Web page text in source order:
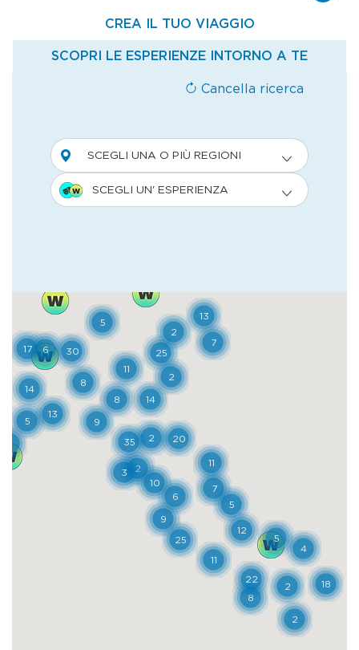
improvvisamente incrociati da cervi,
camosci, caprioli e gatti selvatici, mentre in
falcone pellegrino: sono tutti animali e
naturale di questa zona. Piuttosto, il Parco
dei Monti Sibillini offre un’occasione unica
di provare ilbushcraft. Ovvero come si
sopravvive in un bosco. Imparando a usare il
territorio osservando le piante oppure, di
notte, con la bussola delle stelle. I prati di
Ragnolo si attraversano in mountain bike,
incrociando una serie di piccoli borghi. La
fortuna della piana di Castelluccio è dovuta
al fenomeno del disboscamento, portato
avanti dagli uomini per creare ampi spazi
per la pastorizia. E una volta liberata l’area
dalle faggete, si sono aperte ampie zone
per l’agricoltura, e in particolare per la
coltivazione della lenticchia di Castelluccio
di Norcia, con i suoi caratteristici fiori
bianchi che creano un tappeto dalla tarda
primavera fino al mese di luglio.